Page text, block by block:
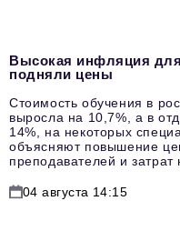
Высокая инфляция
подняли цены
Стоимость обучения в
выросла на 10,7%, а в
14%, на некоторых
объясняют повышение
преподавателей и затрат
04 августа 14:15